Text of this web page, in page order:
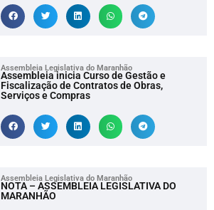
Assembleia Legislativa do Maranhão
Assembleia inicia Curso de Gestão e
Fiscalização de Contratos de Obras,
Serviços e Compras
Assembleia Legislativa do Maranhão
NOTA – ASSEMBLEIA LEGISLATIVA DO
MARANHÃO